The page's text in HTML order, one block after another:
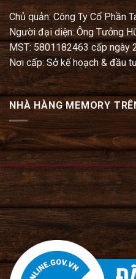
Chủ quản: Công Ty Cổ Phần
Người đại diện: Ông Tưởng
MST: 5801182463 cấp ngày
Nơi cấp: Sở kế hoạch & đầu
NHÀ HÀNG MEMORY